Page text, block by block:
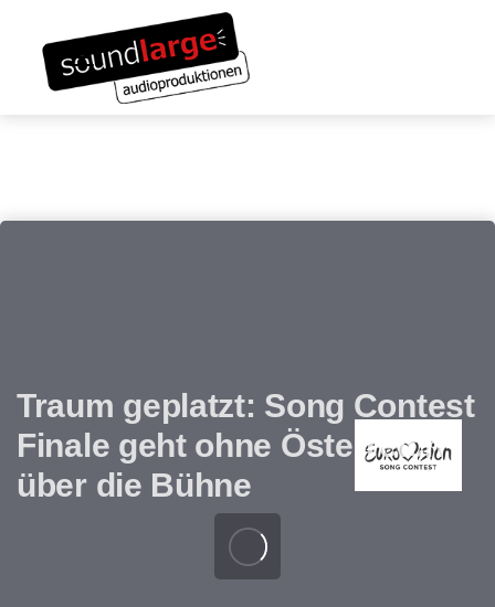
überspringen
Inhalt
springen
Traum geplatzt: Song Contest
Finale geht ohne Österreich
über die Bühne